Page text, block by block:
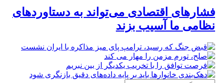
فشارهای اقتصادی می‌تواند به دستاوردهای
نظامی ما آسیب بزند